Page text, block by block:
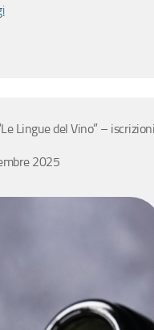
Lingue del Vino” – iscrizioni
2025